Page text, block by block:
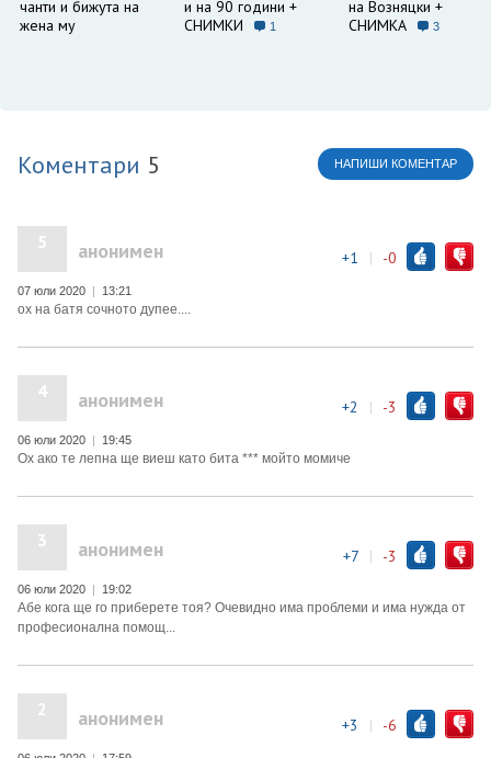
чанти и бижута на
жена му
и на 90 години +
СНИМКИ
1
на Возняцки +
СНИМКА
3
Коментари 5 НАПИШИ КОМЕНТАР
5 анонимен +1 | -0
07 юли 2020 | 13:21
ох на батя сочното дупее....
4 анонимен +2 | -3
06 юли 2020 | 19:45
Ох ако те лепна ще виеш като бита *** мойто момиче
3 анонимен +7 | -3
06 юли 2020 | 19:02
Абе кога ще го приберете тоя? Очевидно има проблеми и има нужда от
професионална помощ...
2 анонимен +3 | -6